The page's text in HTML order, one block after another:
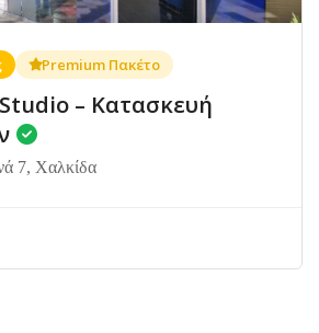
Premium Πακέτο
– Κατασκευή
7, Χαλκίδα